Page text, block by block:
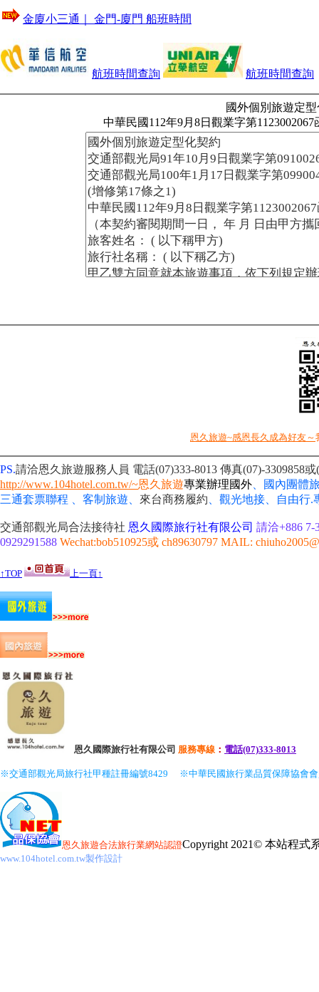
金廈小三通｜ 金門-廈門 船班時間
航班時間查詢 航班時間查詢
國外個別旅遊定
中華民國112年9月8日觀業字第
恩久旅遊~感恩長久成為好友～
PS.請洽恩久旅遊服務人員 電話(07)333-8013 傳真(07)-3309858
http://www.104hotel.com.tw/~恩久旅遊專業辦理國外 、國內團體
三通套票聯程 、客制旅遊、 來台商務履約 觀光地接、自由行.
交通部觀光局合法接待社 恩久國際旅行社有限公司 請洽+886 7-
0929291588 Wechat:bob510925或 ch89630797 MAIL:
↑TOP 上一頁↑
恩久國際旅行社有限公司 服務專線 ： 電話(07)333-8013
※交通部觀光局旅行社甲種註冊編號8429 ※中華民國旅行業品質保障協會
恩久旅遊合法旅行業網站認證Copyright 2021© 本站程式
www.104hotel.com.tw製作設計